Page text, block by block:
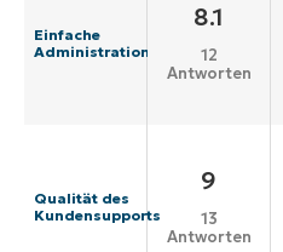
Einfache
Administration
8.1
12
Antworten
Qualität des
Kundensupports
9
13
Antworten